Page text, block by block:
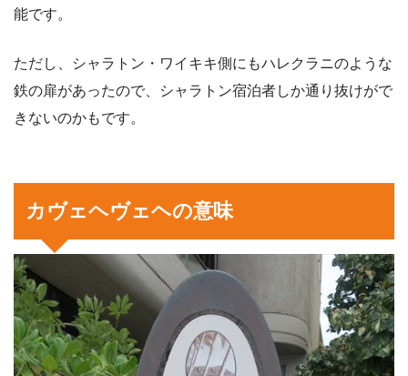
能です。
ただし、シャラトン・ワイキキ側にもハレクラニのような
鉄の扉があったので、シャラトン宿泊者しか通り抜けがで
きないのかもです。
カヴェヘヴェヘの意味